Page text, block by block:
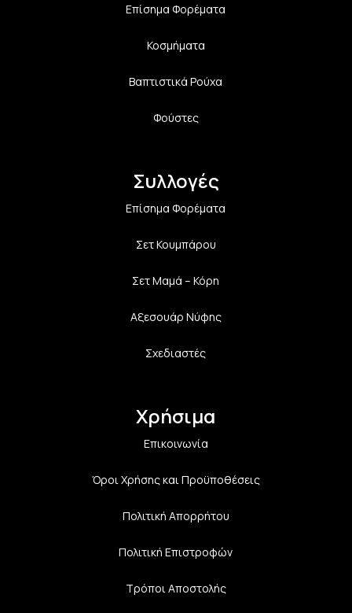
Επίσημα Φορέματα
Κοσμήματα
Βαπτιστικά Ρούχα
Φούστες
Συλλογές
Επίσημα Φορέματα
Σετ Κουμπάρου
Σετ Μαμά – Κόρη
Αξεσουάρ Νύφης
Σχεδιαστές
Χρήσιμα
Επικοινωνία
Όροι Χρήσης και Προϋποθέσεις
Πολιτική Aπορρήτου
Πολιτική Επιστροφών
Τρόποι Αποστολής